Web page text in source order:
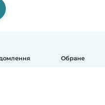
Обране